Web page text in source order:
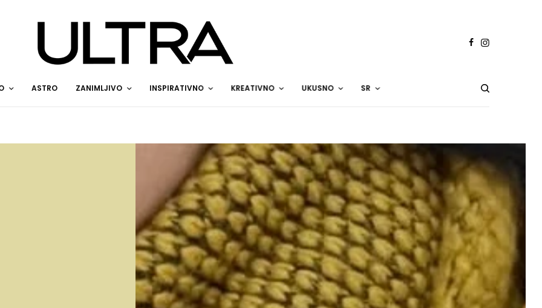
ASTRO ZANIMLJIVO INSPIRATIVNO KREATIVNO UKUSNO SR